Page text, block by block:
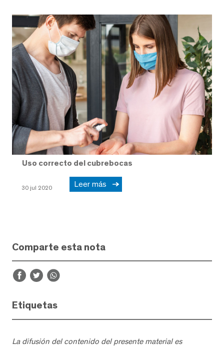
Uso correcto del cubrebocas
30 jul 2020 Leer más
Comparte esta nota
Etiquetas
La difusión del contenido del presente material es